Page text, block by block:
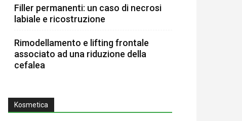
Filler permanenti: un caso di necrosi
labiale e ricostruzione
Rimodellamento e lifting frontale
associato ad una riduzione della
cefalea
Kosmetica